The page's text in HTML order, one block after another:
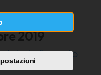
2019
in formato